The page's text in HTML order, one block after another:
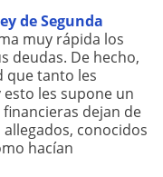
de Segunda
muy rápida los
deudas. De hecho,
que tanto les
esto les supone un
dejan de
conocidos
hacían